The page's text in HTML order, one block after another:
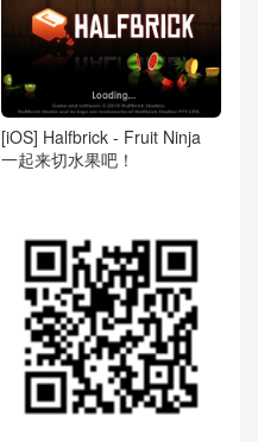
[iOS] Halfbrick - Fruit Ninja
一起来切水果吧！